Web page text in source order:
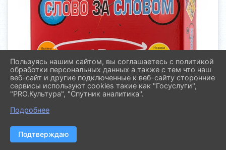
Пользуясь нашим сайтом, вы соглашаетесь с политикой
обработки персональных данных а также с тем что наш
веб-сайт и другие подключенные к веб-сайту сторонние
сервисы используют cookies такие как "Госуслуги",
"PRO.Культура", "Спутник аналитика".
Подробнее
Подтверждаю